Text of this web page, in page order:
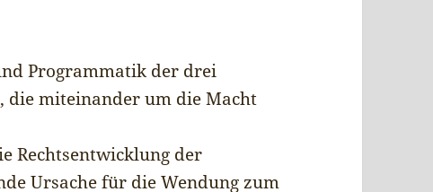
Programmatik der drei
die miteinander um die Macht
Rechtsentwicklung der
Ursache für die Wendung zum